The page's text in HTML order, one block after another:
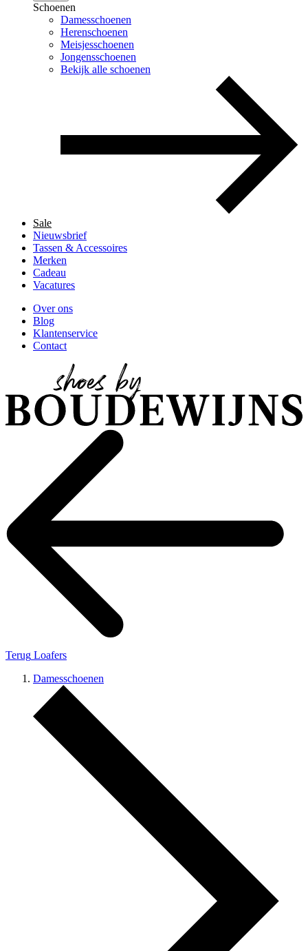
Schoenen
Damesschoenen
Herenschoenen
Meisjesschoenen
Jongensschoenen
Bekijk alle schoenen
Sale
Nieuwsbrief
Tassen & Accessoires
Merken
Cadeau
Vacatures
Over ons
Blog
Klantenservice
Contact
Terug Loafers
Damesschoenen